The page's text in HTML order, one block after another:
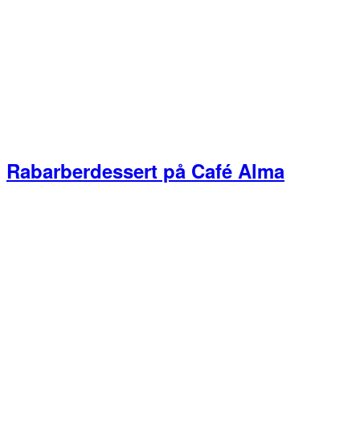
Rabarberdessert på Café Alma